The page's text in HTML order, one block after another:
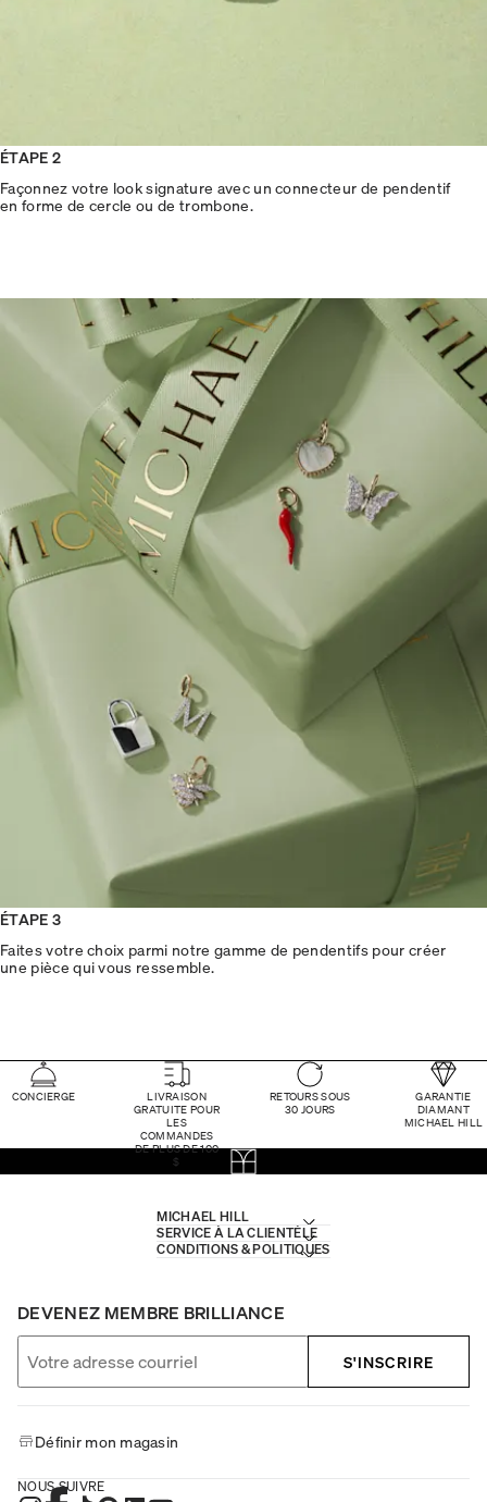
ÉTAPE 2
Façonnez votre look signature avec un connecteur de pendentif
en forme de cercle ou de trombone.
ÉTAPE 3
Faites votre choix parmi notre gamme de pendentifs pour créer
une pièce qui vous ressemble.
CONCIERGE
LIVRAISON
GRATUITE POUR
LES
COMMANDES
DE PLUS DE 100
$
RETOURS SOUS
30 JOURS
GARANTIE
DIAMANT
MICHAEL HILL
MICHAEL HILL
SERVICE À LA CLIENTÈLE
CONDITIONS & POLITIQUES
DEVENEZ MEMBRE BRILLIANCE
S'INSCRIRE
Définir mon magasin
NOUS SUIVRE